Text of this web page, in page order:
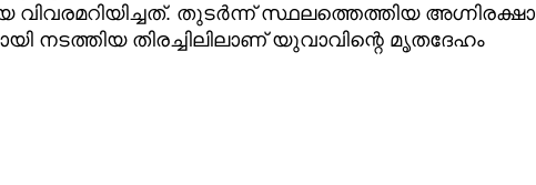
തുടർന്ന് സ്ഥലത്തെത്തിയ അഗ്നിരക്ഷാ
നടത്തിയ തിരച്ചിലിലാണ് യുവാവിന്റെ മൃതദേഹം